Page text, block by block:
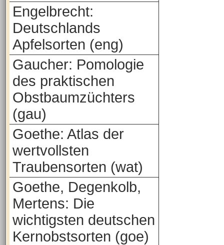
Engelbrecht:
Deutschlands
Apfelsorten (eng)
Gaucher: Pomologie
des praktischen
Obstbaumzüchters
(gau)
Goethe: Atlas der
wertvollsten
Traubensorten (wat)
Goethe, Degenkolb,
Mertens: Die
wichtigsten deutschen
Kernobstsorten (goe)